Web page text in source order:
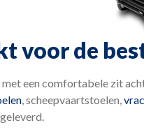
voor de
een comfortabele zit
, scheepvaartstoelen,